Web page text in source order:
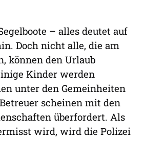
– alles deutet auf
Doch nicht alle, die am
können den Urlaub
Kinder werden
unter den Gemeinheiten
scheinen mit den
überfordert. Als
wird, wird die Polizei